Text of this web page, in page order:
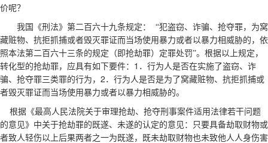
价呢？
我国《刑法》第二百六十九条规定：
“犯盗窃、诈骗、抢夺罪，为窝
藏赃物、抗拒抓捕或者毁灭罪证而当场使用暴力或者以暴力相威胁的，依
照本法第二百六十三条的规定（即抢劫罪）定罪处罚”。根据以上规定，
转化型的抢劫罪，应具有如下要件： 1 ．行为人是否在实施了盗窃、诈
骗、抢夺罪三类罪的行为， 2 ．行为人是否是为了窝藏赃物、抗拒抓捕或
者毁灭罪证而当场使用暴力或者以暴力相威胁的。
根据《最高人民法院关于审理抢劫、抢夺刑事案件适用法律若干问题
的意见》中关于抢劫罪的既遂、未遂的认定的意见：只要具备劫取财物或
者致人轻伤以上后果两者之一为既遂，既未劫取财物也未致他人人身伤害